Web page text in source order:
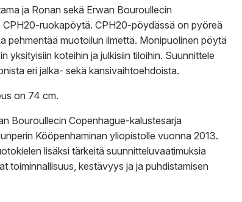
787,00 €
ja Ronan sekä Erwan Bouroullecin
CPH20-ruokapöytä. CPH20-pöydässä on pyöreä
pehmentää muotoilun ilmettä. Monipuolinen pöytä
yksityisiin koteihin ja julkisiin tiloihin. Suunnittele
eri jalka- sekä kansivaihtoehdoista.
on 74 cm.
Bouroullecin Copenhague-kalustesarja
Kööpenhaminan yliopistolle vuonna 2013.
lisäksi tärkeitä suunnitteluvaatimuksia
toiminnallisuus, kestävyys ja ja puhdistamisen